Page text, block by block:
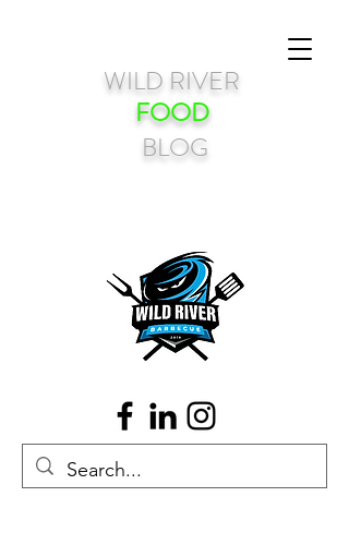
WILD RIVER
FOOD
BLOG